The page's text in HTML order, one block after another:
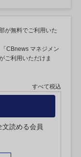
が無料でご利用いた
CBnews マネジメン
ご利用いただけま
すべて税込
読める会員